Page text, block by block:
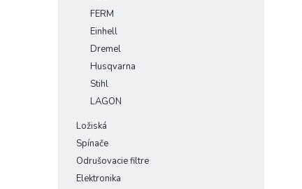
FERM
Einhell
Dremel
Husqvarna
Stihl
LAGON
Ložiská
Spínače
Odrušovacie filtre
Elektronika